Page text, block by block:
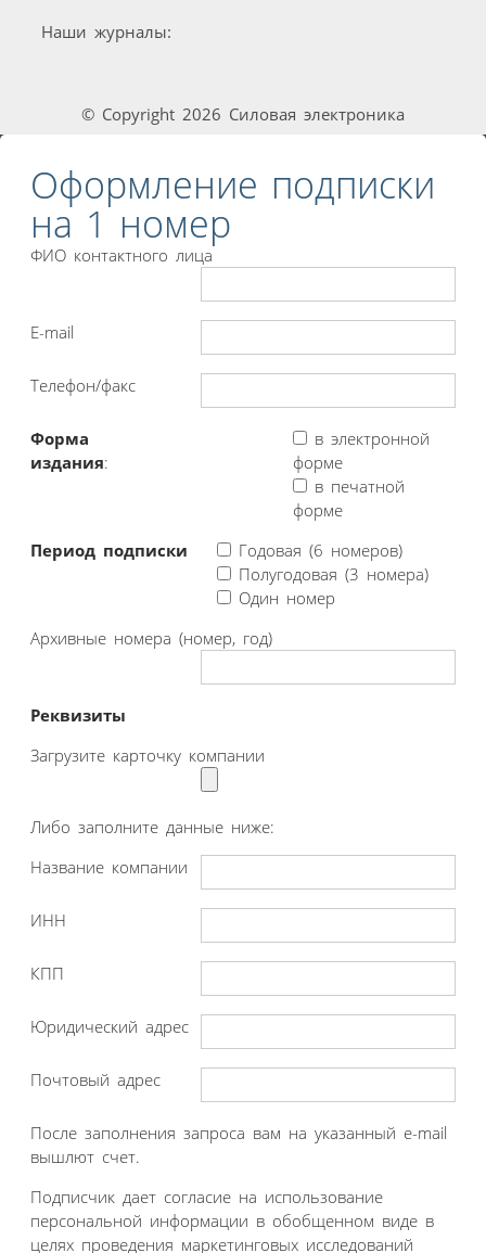
Наши журналы:
© Copyright 2026 Силовая электроника
Оформление подписки
на 1 номер
ФИО контактного лица
E-mail
Телефон/факс
Форма
издания:
в электронной
форме
в печатной
форме
Период подписки
Годовая (6 номеров)
Полугодовая (3 номера)
Один номер
Архивные номера (номер, год)
Реквизиты
Загрузите карточку компании
Либо заполните данные ниже:
Название компании
ИНН
КПП
Юридический адрес
Почтовый адрес
После заполнения запроса вам на указанный e-mail
вышлют счет.
Подписчик дает согласие на использование
персональной информации в обобщенном виде в
целях проведения маркетинговых исследований